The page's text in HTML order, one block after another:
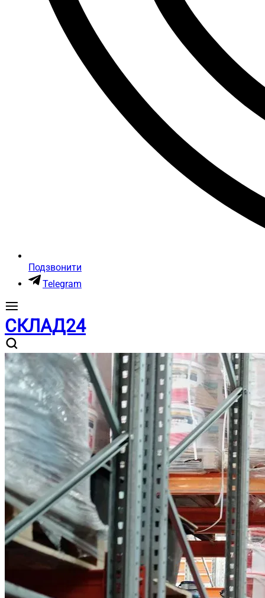
Подзвонити
Telegram
СКЛАД24